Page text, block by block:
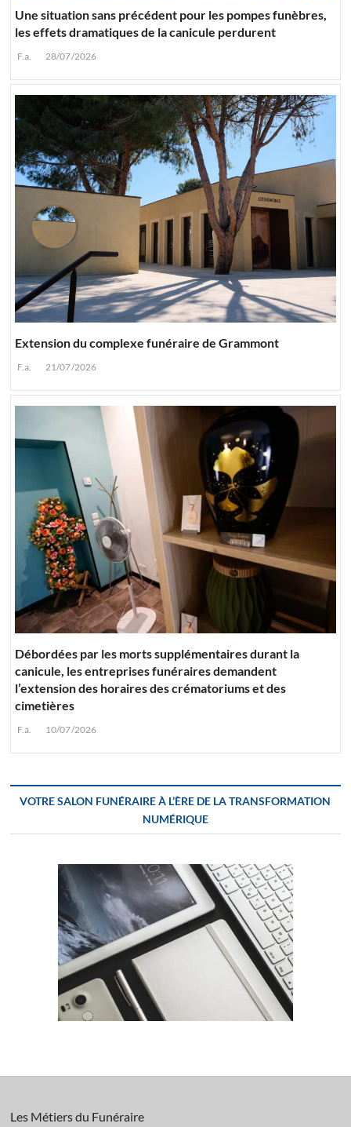
Une situation sans précédent pour les pompes funèbres,
les effets dramatiques de la canicule perdurent
F.a. 28/07/2026
Extension du complexe funéraire de Grammont
F.a. 21/07/2026
Débordées par les morts supplémentaires durant la
canicule, les entreprises funéraires demandent
l’extension des horaires des crématoriums et des
cimetières
F.a. 10/07/2026
VOTRE SALON FUNÉRAIRE À L’ÈRE DE LA TRANSFORMATION
NUMÉRIQUE
Les Métiers du Funéraire